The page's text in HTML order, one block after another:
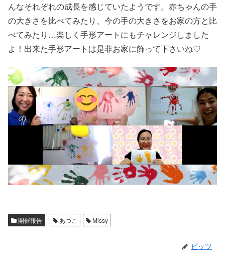
んなそれぞれの成長を感じていたようです。赤ちゃんの手
の大きさを比べてみたり、今の手の大きさをお家の方と比
べてみたり…楽しく手形アートにもチャレンジしました
よ！出来た手形アートは是非お家に飾って下さいね♡
開催報告 あつこ Missy
ビッツ